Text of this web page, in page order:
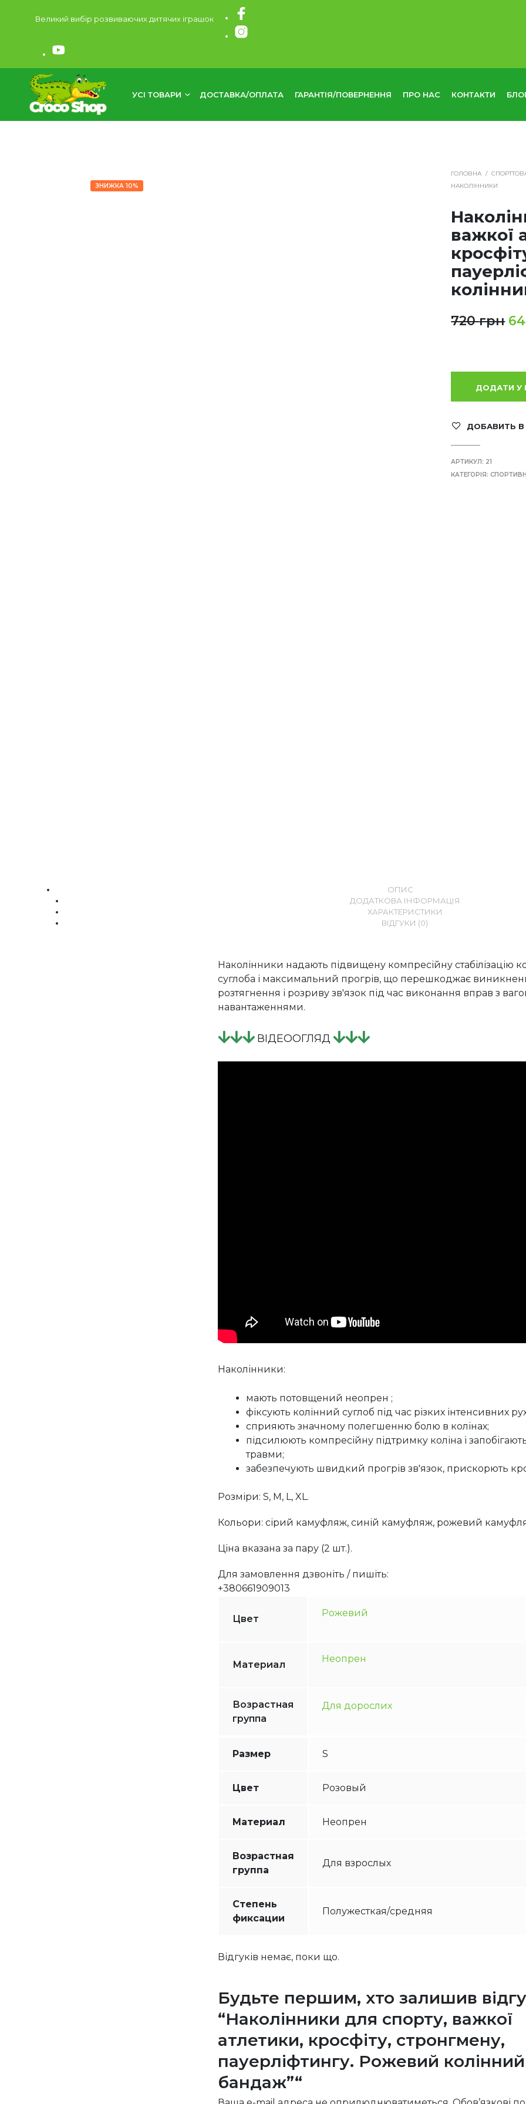
Великий вибір розвиваючих дитячих іграшок
УСІ ТОВАРИ ДОСТАВКА/ОПЛАТА ГАРАНТІЯ/ПОВЕРНЕННЯ ПРО НАС КОНТАКТИ
ЗНИЖКА 10%
ГОЛОВНА /
НАКОЛІННИКИ
важкої
720грн
ДОДАТИ У
ДОБАВИТЬ
АРТИКУЛ: 21
КАТЕГОРІЯ:
ОПИС
ДОДАТКОВА ІНФОРМАЦІЯ
ХАРАКТЕРИСТИКИ
ВІДГУКИ (0)
Наколінники надають підвищену компресійну стабілізацію
суглоба і максимальний прогрів, що перешкоджає
розтягнення і розриву зв'язок під час виконання вправ з
навантаженнями.
ВІДЕООГЛЯД
Наколінники:
мають потовщений неопрен ;
фіксують колінний суглоб під час різких інтенсивних
сприяють значному полегшенню болю в колінах;
підсилюють компресійну підтримку коліна і
травми;
забезпечують швидкий прогрів зв'язок, прискорють
Розміри: S, M, L, XL.
Кольори: сірий камуфляж, синій камуфляж, рожевий
Ціна вказана за пару (2 шт.).
Для замовлення дзвоніть / пишіть:
+380661909013
Цвет
Рожевий
Материал
Неопрен
Возрастная
группа
Для дорослих
Размер S
Цвет Розовый
Материал Неопрен
Возрастная
группа
Для взрослых
Степень
фиксации
Полужесткая/средняя
Відгуків немає, поки що.
Будьте першим, хто залишив
“Наколінники для спорту, важкої
атлетики, кросфіту, стронгмену,
пауерліфтингу. Рожевий колінний
бандаж”“